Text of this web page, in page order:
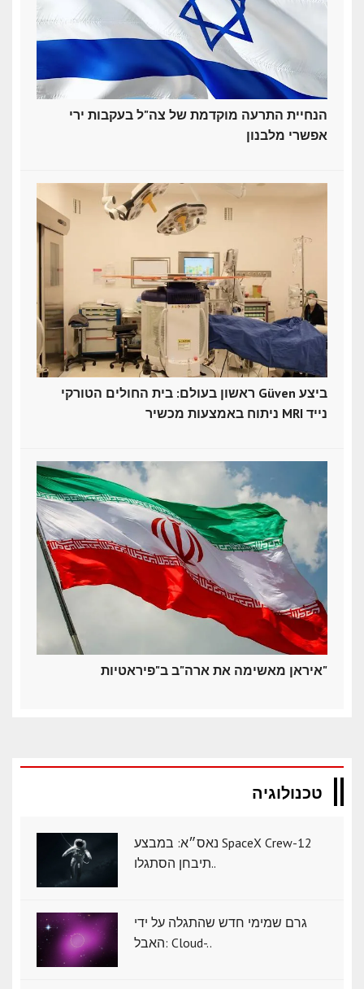
הנחיית התרעה מוקדמת של צה"ל בעקבות ירי
אפשרי מלבנון
ראשון בעולם: בית החולים הטורקי Güven ביצע
ניתוח באמצעות מכשיר MRI נייד
איראן מאשימה את ארה"ב ב"פיראטיות"
טכנולוגיה
נאס״א: במבצע SpaceX Crew-12
תיבחן הסתגלו..
גרם שמימי חדש שהתגלה על ידי
האבל: Cloud-..